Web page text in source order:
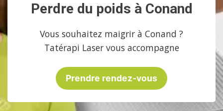
Perdre du poids à Conand
Vous souhaitez maigrir à Conand ?
Tatérapi Laser vous accompagne
Prendre rendez-vous